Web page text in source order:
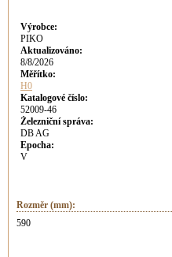
Výrobce:
PIKO
Aktualizováno:
8/8/2026
Měřítko:
H0
Katalogové číslo:
52009-46
Železniční správa:
DB AG
Epocha:
V
Rozměr (mm):
590